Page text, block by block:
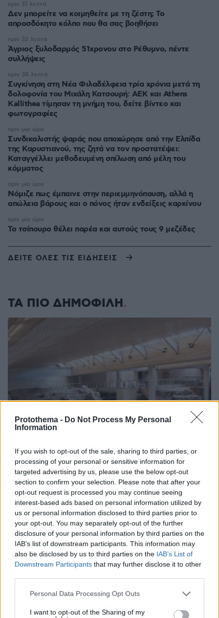
Protothema - Do Not Process My Personal
Information
If you wish to opt-out of the sale, sharing to third parties, or
processing of your personal or sensitive information for
targeted advertising by us, please use the below opt-out
section to confirm your selection. Please note that after your
opt-out request is processed you may continue seeing
interest-based ads based on personal information utilized by
us or personal information disclosed to third parties prior to
your opt-out. You may separately opt-out of the further
disclosure of your personal information by third parties on the
IAB’s list of downstream participants. This information may
also be disclosed by us to third parties on the IAB’s List of
Downstream Participants that may further disclose it to other
Please note that this website/app uses one or more Google
not limited to your visit or usage behaviour. You may click to
Personal Data Processing Opt Outs
I want to opt-out of the Sharing of my
Δεν μπορείτε να κοιμηθείτε με τη ζέστη; Το
απροσδόκητο κόλπο που θα σας βοηθήσει
πριν 31 λεπτά
Άγριος ξυλοδαρμός 51χρονου στο Ρέθυμνο, πέντε
συλλήψεις
πριν 32 λεπτά
Συγκίνηση στη Νέα Φιλαδέλφεια τρία χρόνια μετά τη
δολοφονία του Μιχάλη Κατσουρή: ΑΕΚ και Athens
Kallithea τίμησαν τη μνήμη του, δείτε βίντεο και
φωτογραφίες
πριν 38 λεπτά
Συνδικαλιστής ψαράς που αποχώρησε από την Ελπίδα
της Καρυστιανού, της ζητά να τον προστατέψει:
Καταγγέλλει μεθοδευμένη σπίλωση από μέλη του
κόμματος
πριν μία ώρα
Νόμιζε πως έμπαινε στην περιεμμηνόπαυση, αλλά η
απώλεια βάρους και ο πόνος ήταν ενδείξεις καρκίνου
πριν μία ώρα
Το τσίπουρο θέλει παρέα και αυτούς τους 9 μεζέδες
πριν μία ώρα
ΔΕΙΤΕ ΟΛΕΣ ΤΙΣ ΕΙΔΗΣΕΙΣ
ΤΑ ΠΙΟ ΔΗΜΟΦΙΛΗ
Μυστήριο 3.500 ετών στη Σαντορίνη: Ο 15χρονος
που δεν πρόλαβε να ξεφύγει από το τσουνάμι
μπορεί ν' αλλάξει τη χρονολογία της μεγάλης
08.08.2026, 18:08